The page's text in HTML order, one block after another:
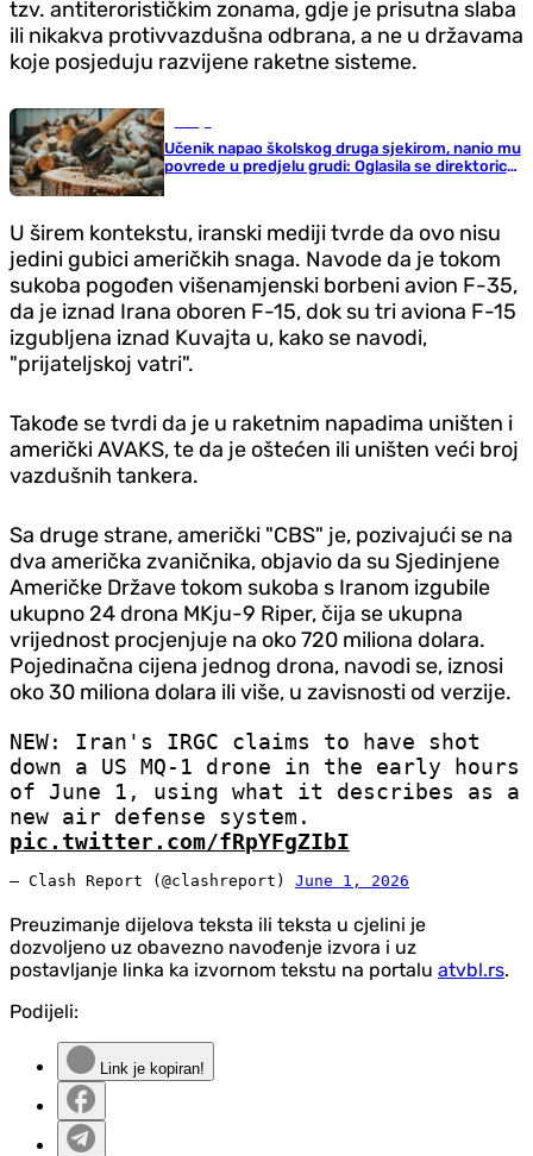
tzv. antiterorističkim zonama, gdje je prisutna slaba
ili nikakva protivvazdušna odbrana, a ne u državama
koje posjeduju razvijene raketne sisteme.
Učenik napao školskog druga sjekirom, nanio mu
povrede u predjelu grudi: Oglasila se direktorica
škole
U širem kontekstu, iranski mediji tvrde da ovo nisu
jedini gubici američkih snaga. Navode da je tokom
sukoba pogođen višenamjenski borbeni avion F-35,
da je iznad Irana oboren F-15, dok su tri aviona F-15
izgubljena iznad Kuvajta u, kako se navodi,
"prijateljskoj vatri".
Takođe se tvrdi da je u raketnim napadima uništen i
američki AVAKS, te da je oštećen ili uništen veći broj
vazdušnih tankera.
Sa druge strane, američki "CBS" je, pozivajući se na
dva američka zvaničnika, objavio da su Sjedinjene
Američke Države tokom sukoba s Iranom izgubile
ukupno 24 drona MKju-9 Riper, čija se ukupna
vrijednost procjenjuje na oko 720 miliona dolara.
Pojedinačna cijena jednog drona, navodi se, iznosi
oko 30 miliona dolara ili više, u zavisnosti od verzije.
NEW: Iran's IRGC claims to have shot
down a US MQ-1 drone in the early hours
of June 1, using what it describes as a
new air defense system.
pic.twitter.com/fRpYFgZIbI
— Clash Report (@clashreport) June 1, 2026
Preuzimanje dijelova teksta ili teksta u cjelini je
dozvoljeno uz obavezno navođenje izvora i uz
postavljanje linka ka izvornom tekstu na portalu atvbl.rs.
Podijeli:
Link je kopiran!